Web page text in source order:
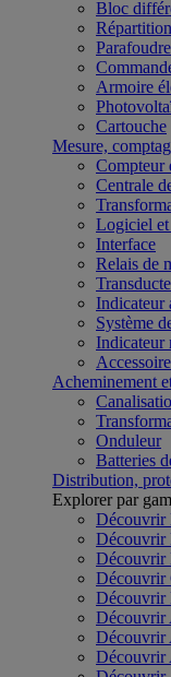
Bloc
Parafoudre
Armoire
Cartouche
Mesure,
Compteur
Centrale
Logiciel
Interface
Relais de
Indicateur
Système
Indicateur
Acheminement
Onduleur
Batteries
Distribution,
Explorer par
Découvrir
Découvrir
Découvrir
Découvrir
Découvrir
Découvrir
Découvrir
Découvrir